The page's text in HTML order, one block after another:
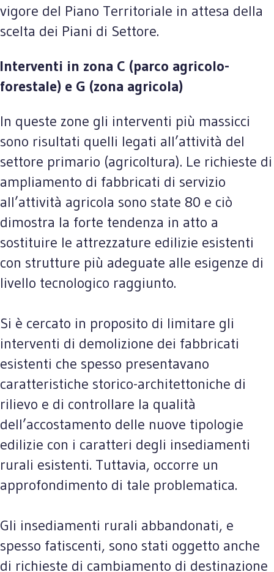
vigore del Piano Territoriale in attesa della
scelta dei Piani di Settore.
Interventi in zona C (parco agricolo-
forestale) e G (zona agricola)
In queste zone gli interventi più massicci
sono risultati quelli legati all’attività del
settore primario (agricoltura). Le richieste di
ampliamento di fabbricati di servizio
all’attività agricola sono state 80 e ciò
dimostra la forte tendenza in atto a
sostituire le attrezzature edilizie esistenti
con strutture più adeguate alle esigenze di
livello tecnologico raggiunto.
Si è cercato in proposito di limitare gli
interventi di demolizione dei fabbricati
esistenti che spesso presentavano
caratteristiche storico-architettoniche di
rilievo e di controllare la qualità
dell’accostamento delle nuove tipologie
edilizie con i caratteri degli insediamenti
rurali esistenti. Tuttavia, occorre un
approfondimento di tale problematica.
Gli insediamenti rurali abbandonati, e
spesso fatiscenti, sono stati oggetto anche
di richieste di cambiamento di destinazione